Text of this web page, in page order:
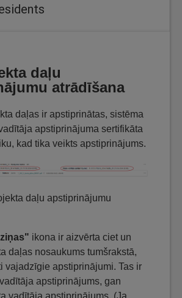
daļu
atrādīšana
daļas ir apstiprinātas, sistēma
apstiprinājuma sertifikāta
kad tika veikts apstiprinājums.
daļu apstiprinājumu
ikona ir aizvērta ciet un
daļas nosaukums tumšrakstā,
vajadzīgie apstiprinājumi. Tas ir
apstiprinājums, gan
vadītāja apstiprinājums. (Ja